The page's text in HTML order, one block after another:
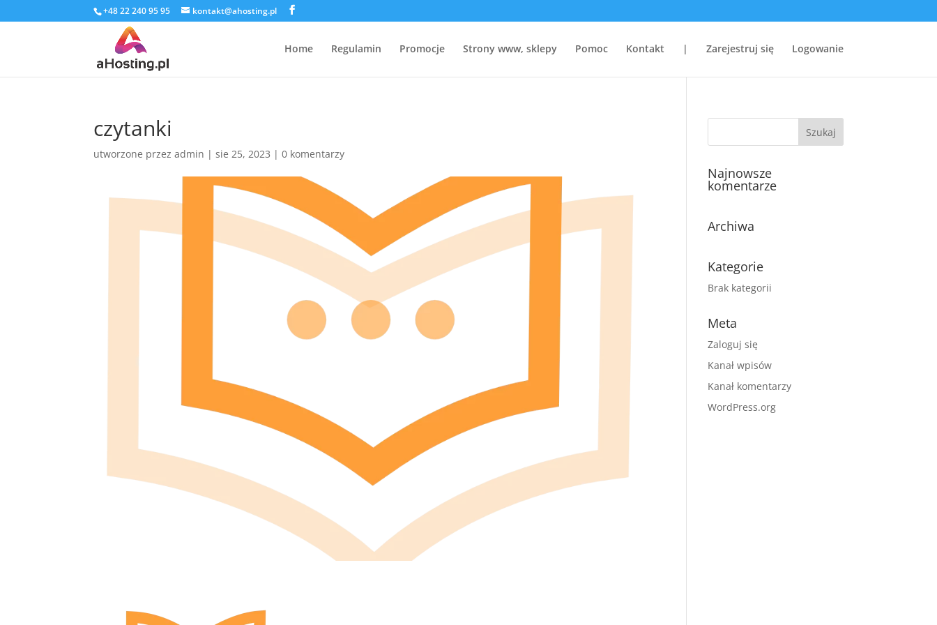
+48 22 240 95 95 kontakt@ahosting.pl
Home Regulamin Promocje Strony www, sklepy Pomoc Kontakt | Zarejestruj się Logowanie
czytanki
utworzone przezadmin |sie 25, 2023 |0 komentarzy
Najnowsze
komentarze
Archiwa
Kategorie
Brak kategorii
Meta
Zaloguj się
Kanał wpisów
Kanał komentarzy
WordPress.org